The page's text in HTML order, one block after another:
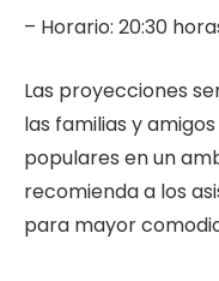
– Horario: 20:30
Las proyecciones
las familias y
populares en un
recomienda a los
para mayor